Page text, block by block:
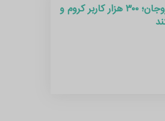
حمله گسترده بدافزار تروجان؛ ۳۰۰ هزار کاربر کروم و